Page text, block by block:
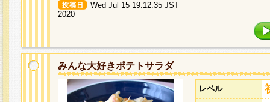
Wed Jul 15 19:12:35 JST
2020
みんな大好きポテトサラダ
レベル